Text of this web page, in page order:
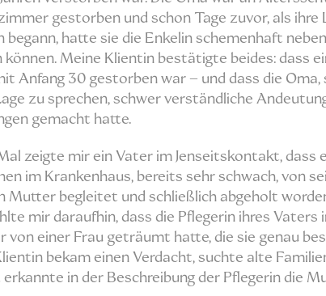
gestorben und schon Tage zuvor, als ihre
begann, hatte sie die Enkelin schemenhaft
Meine Klientin bestätigte beides: dass
Anfang 30 gestorben war – und dass die Oma,
zu sprechen, schwer verständliche
gemacht hatte.
zeigte mir ein Vater im Jenseitskontakt, dass
im Krankenhaus, bereits sehr schwach, von
Mutter begleitet und schließlich abgeholt
mir daraufhin, dass die Pflegerin ihres Vaters
von einer Frau geträumt hatte, die sie genau
bekam einen Verdacht, suchte alte
erkannte in der Beschreibung der Pflegerin die